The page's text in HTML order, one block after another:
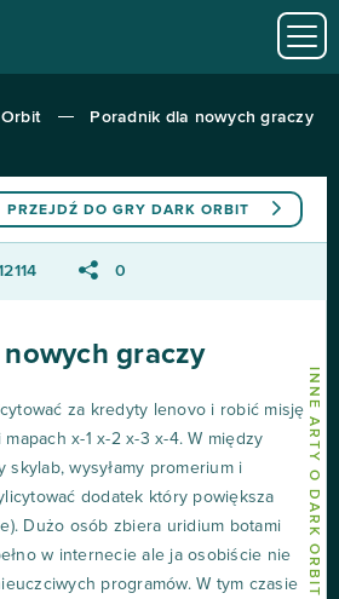
Poradnik dla nowych graczy
INNE ARTY O DARK ORBIT
PRZEJDŹ DO GRY DARK ORBIT
0
graczy
za kredyty lenovo i robić misję
x-1 x-2 x-3 x-4. W między
skylab, wysyłamy promerium i
dodatek który powiększa
Dużo osób zbiera uridium botami
w internecie ale ja osobiście nie
programów. W tym czasie